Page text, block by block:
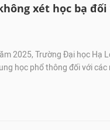
xét học bạ
2025, Trường Đại học Hạ
học phổ thông đối với